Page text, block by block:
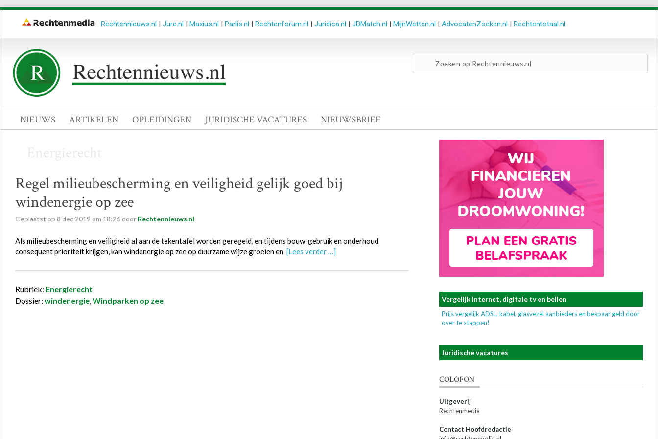
Rechtennieuws.nl | Jure.nl | Maxius.nl | Parlis.nl | Rechtenforum.nl | Juridica.nl | JBMatch.nl | MijnWetten.nl | AdvocatenZoeken.nl | Rechtentotaal.nl
NIEUWS ARTIKELEN OPLEIDINGEN JURIDISCHE VACATURES NIEUWSBRIEF
Regel milieubescherming en veiligheid gelijk goed bij
windenergie op zee
Geplaatst op 8 dec 2019 om 18:26 door Rechtennieuws.nl
Als milieubescherming en veiligheid al aan de tekentafel worden geregeld, en tijdens bouw, gebruik en onderhoud
consequent prioriteit krijgen, kan windenergie op zee op duurzame wijze groeien en [Lees verder …]
Rubriek: Energierecht
Dossier: windenergie,Windparken op zee Vergelijk internet, digitale tv en bellen
Prijs vergelijk ADSL, kabel, glasvezel aanbieders en bespaar geld door
over te stappen!
Juridische vacatures
COLOFON
Uitgeverij
Rechtenmedia
Contact Hoofdredactie